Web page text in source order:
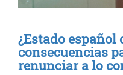
¿Estado español
consecuencias
renunciar a lo